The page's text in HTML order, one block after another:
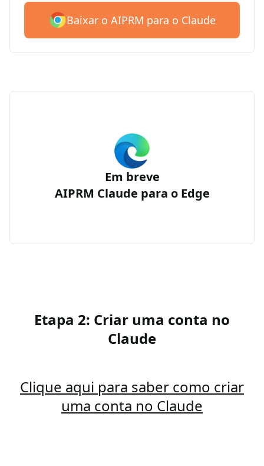
Baixar o AIPRM para o Claude
Em breve
AIPRM Claude para o Edge
Etapa 2: Criar uma conta no
Claude
Clique aqui para saber como criar
uma conta no Claude